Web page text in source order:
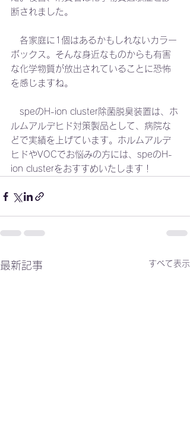
断されました。
各家庭に1個はあるかもしれないカラー
ボックス。そんな身近なものからも有害
な化学物質が放出されていることに恐怖
を感じますね。
speのH-ion cluster除菌脱臭装置は、ホ
ルムアルデヒド対策製品として、病院な
どで実績を上げています。ホルムアルデ
ヒドやVOCでお悩みの方には、speのH-
ion clusterをおすすめいたします！
最新記事 すべて表示